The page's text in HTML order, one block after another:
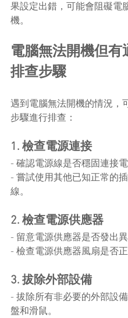
果設定出錯，可能會阻礙電
機。
電腦無法開機但有
排查步驟
遇到電腦無法開機的情況，
步驟進行排查：
1. 檢查電源連接
- 確認電源線是否穩固連接電
- 嘗試使用其他已知正常的
線。
2. 檢查電源供應器
- 留意電源供應器是否發出異
- 檢查電源供應器風扇是否正
3. 拔除外部設備
- 拔除所有非必要的外部設
盤和滑鼠。